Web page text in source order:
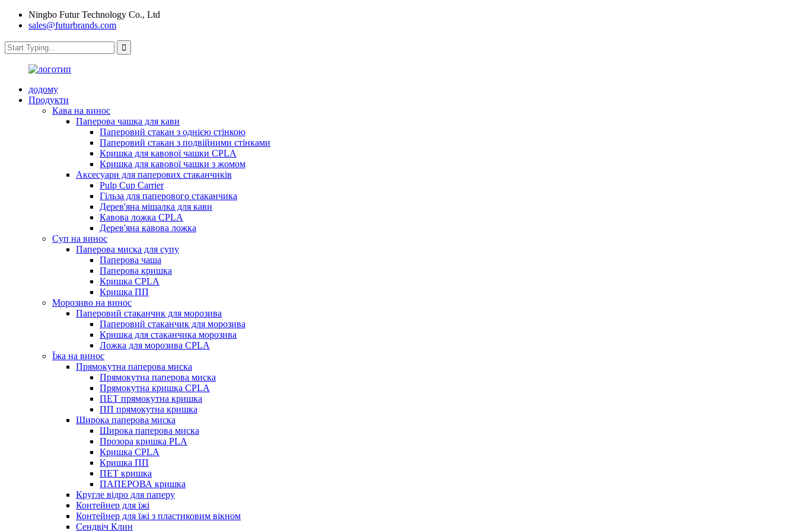
Ningbo Futur Technology Co., Ltd
sales@futurbrands.com
додому
Продукти
Кава на винос
Паперова чашка для кави
Паперовий стакан з однією стінкою
Паперовий стакан з подвійними стінками
Кришка для кавової чашки CPLA
Кришка для кавової чашки з жомом
Аксесуари для паперових стаканчиків
Pulp Cup Carrier
Гільза для паперового стаканчика
Дерев'яна мішалка для кави
Кавова ложка CPLA
Дерев'яна кавова ложка
Суп на винос
Паперова миска для супу
Паперова чаша
Паперова кришка
Кришка CPLA
Кришка ПП
Морозиво на винос
Паперовий стаканчик для морозива
Паперовий стаканчик для морозива
Кришка для стаканчика морозива
Ложка для морозива CPLA
Їжа на винос
Прямокутна паперова миска
Прямокутна паперова миска
Прямокутна кришка CPLA
ПЕТ прямокутна кришка
ПП прямокутна кришка
Широка паперова миска
Широка паперова миска
Прозора кришка PLA
Кришка CPLA
Кришка ПП
ПЕТ кришка
ПАПЕРОВА кришка
Кругле відро для паперу
Контейнер для їжі
Контейнер для їжі з пластиковим вікном
Сендвіч Клин